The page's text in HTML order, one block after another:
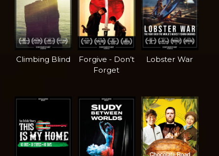
Climbing Blind
Forgive - Don’t
Forget
Lobster War